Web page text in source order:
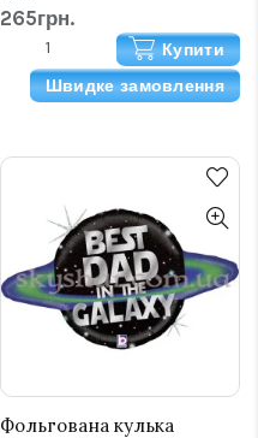
265грн.
Купити
Швидке замовлення
Фольгована кулька